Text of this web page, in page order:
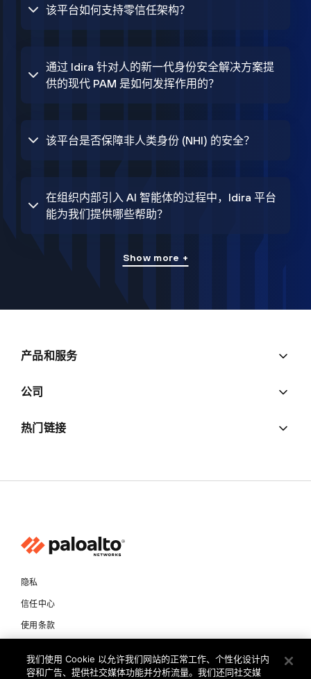
该平台如何支持零信任架构？
通过 Idira 针对人的新一代身份安全解决方案提
供的现代 PAM 是如何发挥作用的？
该平台是否保障非人类身份 (NHI) 的安全？
在组织内部引入 AI 智能体的过程中，Idira 平台
能为我们提供哪些帮助？
Show more +
产品和服务
公司
热门链接
隐私
信任中心
使用条款
我们使用 Cookie 以允许我们网站的正常工作、个性化设计内
容和广告、提供社交媒体功能并分析流量。我们还同社交媒